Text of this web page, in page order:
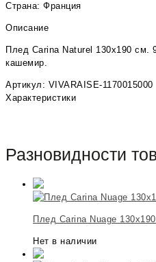
Страна: Франция
Описание
Плед Carina Naturel 130х190 см.
кашемир.
Артикул: VIVARAISE-1170015000
Характеристики
Разновидности
Плед Carina Nuage
Нет в наличии